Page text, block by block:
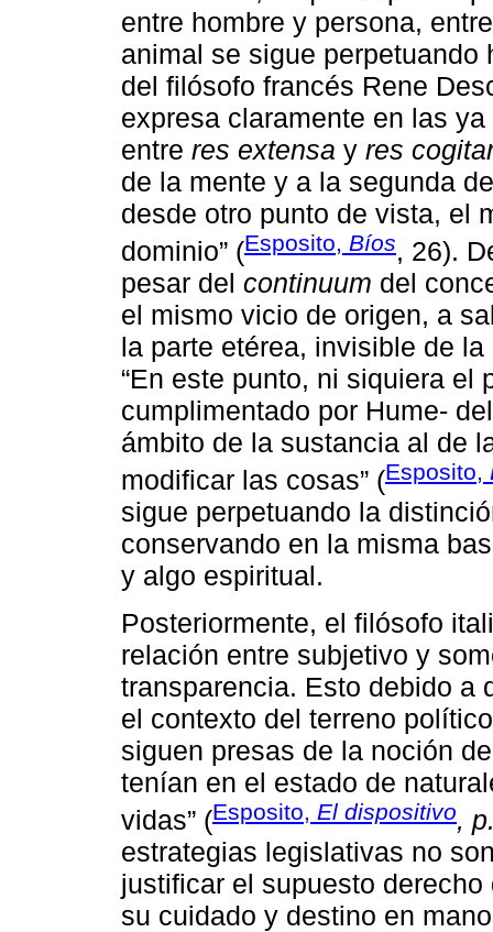
entre hombre y persona,
animal se sigue
del filósofo francés Rene
expresa claramente en las
entre res extensa y res
de la mente y a la segunda
desde otro punto de vista, el
dominio” (Esposito, Bíos, 26).
pesar del continuum del
el mismo vicio de origen, a
la parte etérea, invisible de
“En este punto, ni siquiera el
cumplimentado por Hume-
ámbito de la sustancia al de
modificar las cosas” (Esposito,
sigue perpetuando la
conservando en la misma
y algo espiritual.
Posteriormente, el filósofo
relación entre subjetivo y
transparencia. Esto debido a
el contexto del terreno
siguen presas de la noción
tenían en el estado de
vidas” (Esposito, El dispositivo,
estrategias legislativas no
justificar el supuesto
su cuidado y destino en